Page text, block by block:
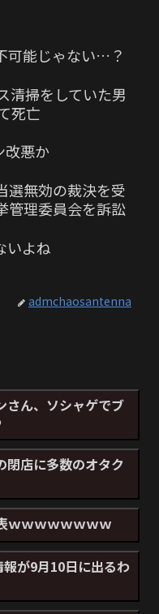
可能じゃない…？
清掃をしていた男
死亡
改悪か
選無効の裁決を受
理委員会を訴訟
いよね
admchaosantenna
さん、ソシャゲでブ
閉店に多数のオタク
ｗｗｗｗｗｗｗ
が9月10日に出るわ